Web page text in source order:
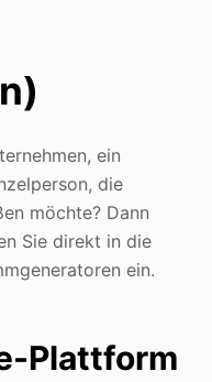
ein
die
möchte? Dann
Sie direkt in die
ein.
Plattform